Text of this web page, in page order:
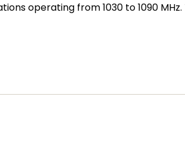
operating from 1030 to 1090